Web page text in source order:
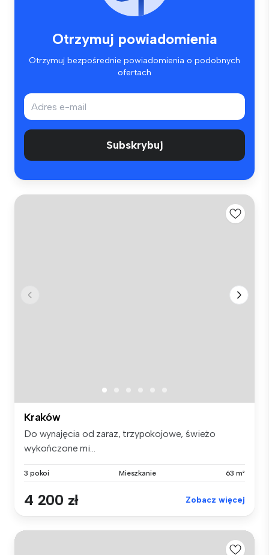
Otrzymuj powiadomienia
Otrzymuj bezpośrednie powiadomienia o podobnych
ofertach
Subskrybuj
Kraków
Do wynajęcia od zaraz, trzypokojowe, świeżo
wykończone mi...
3 pokoi Mieszkanie 63 m²
4 200 zł Zobacz więcej